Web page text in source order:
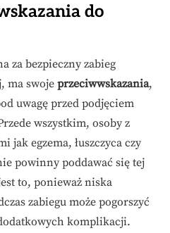
do
za bezpieczny zabieg
ma swoje przeciwwskazania,
uwagę przed podjęciem
wszystkim, osoby z
jak egzema, łuszczyca czy
powinny poddawać się tej
to, ponieważ niska
zabiegu może pogorszyć
komplikacji.